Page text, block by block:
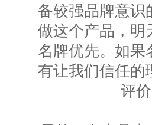
备较强品牌意识
做这个产品，明
名牌优先。如果
有让我们信任的
评